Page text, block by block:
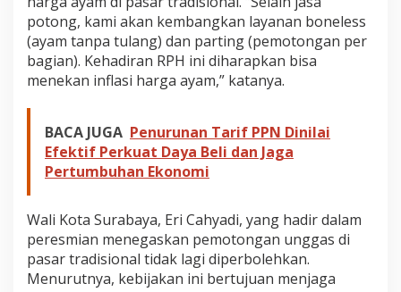
.
potong, kami akan kembangkan layanan boneless
(ayam tanpa tulang) dan parting (pemotongan per
bagian). Kehadiran RPH ini diharapkan bisa
menekan inflasi harga ayam,” katanya.
BACA JUGA Penurunan Tarif PPN Dinilai
Efektif Perkuat Daya Beli dan Jaga
Pertumbuhan Ekonomi
Wali Kota Surabaya, Eri Cahyadi, yang hadir dalam
peresmian menegaskan pemotongan unggas di
pasar tradisional tidak lagi diperbolehkan.
Menurutnya, kebijakan ini bertujuan menjaga